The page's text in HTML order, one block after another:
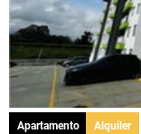
Apartamento Alquiler